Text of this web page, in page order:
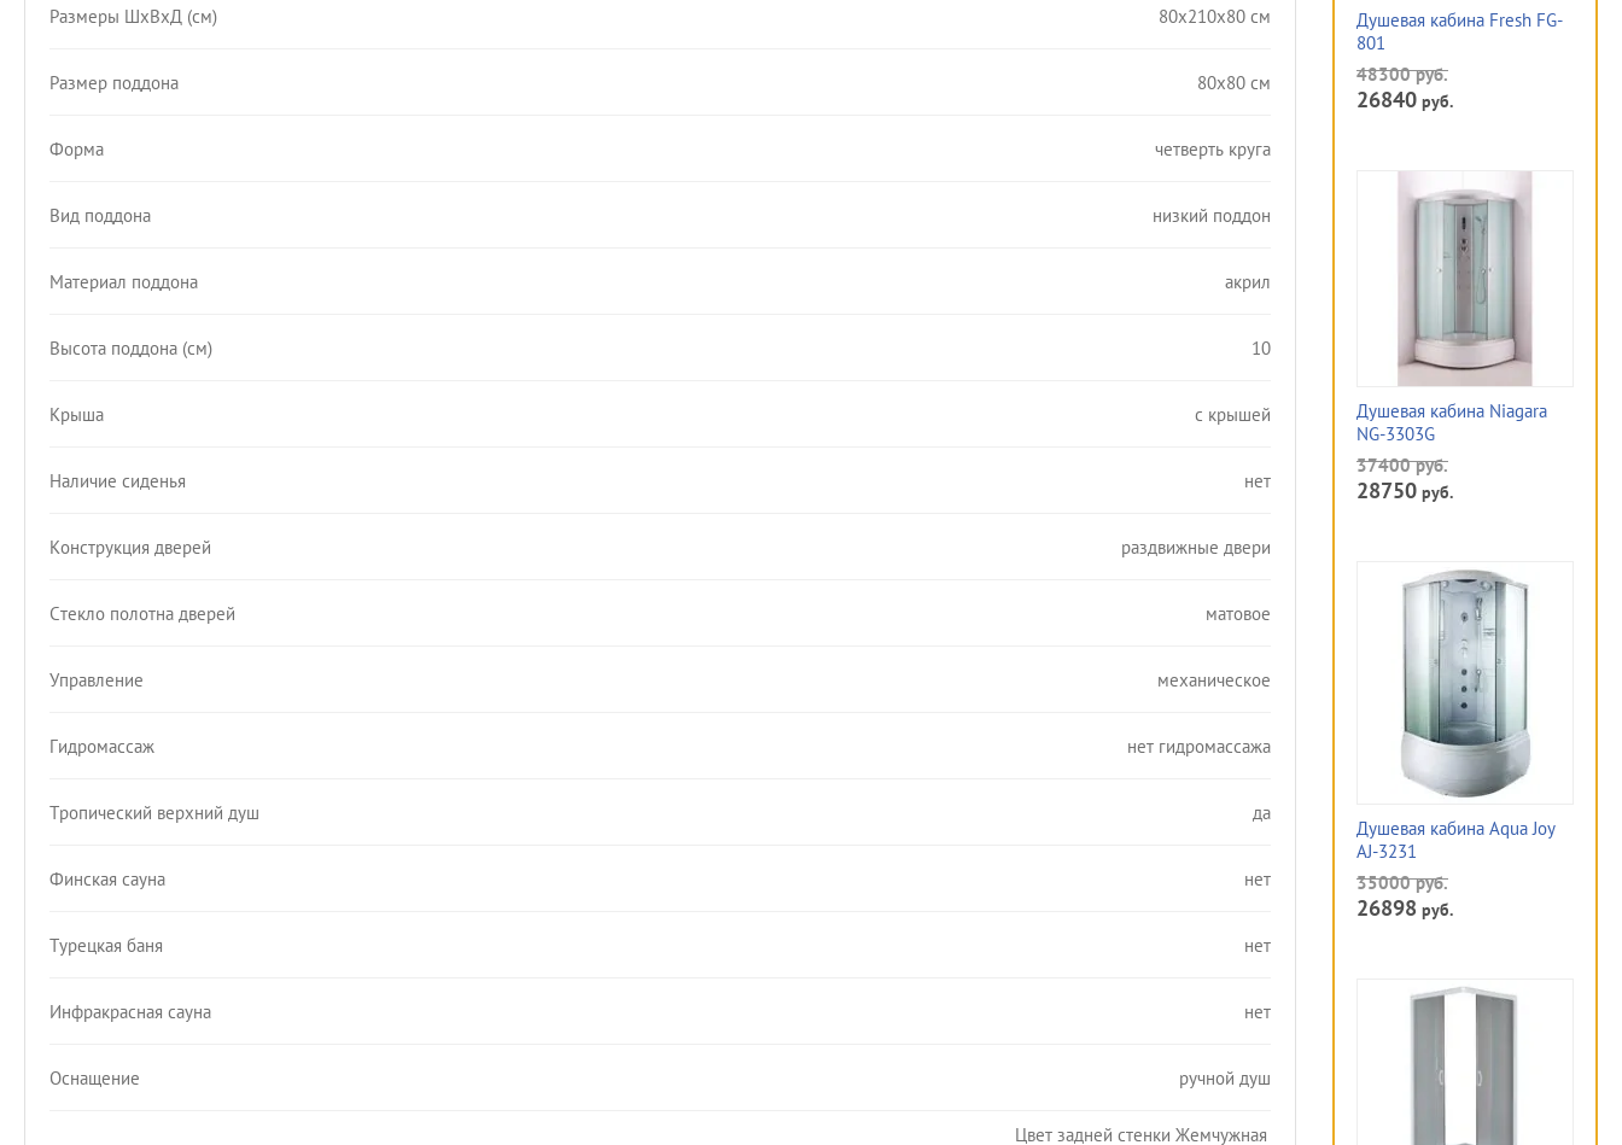
Душевая кабина Fresh FG-
801
48300руб.
26840 руб.
Душевая кабина Niagara
NG-3303G
37400руб.
28750 руб.
Душевая кабина Aqua Joy
AJ-3231
35000руб.
26898 руб.
Размеры ШхВхД (см) 80x210x80 см
Размер поддона 80х80 см
Форма четверть круга
Вид поддона низкий поддон
Материал поддона акрил
Высота поддона (см) 10
Крыша с крышей
Наличие сиденья нет
Конструкция дверей раздвижные двери
Стекло полотна дверей матовое
Управление механическое
Гидромассаж нет гидромассажа
Тропический верхний душ да
Финская сауна нет
Турецкая баня нет
Инфракрасная сауна нет
Оснащение ручной душ
Цвет задней стенки Жемчужная